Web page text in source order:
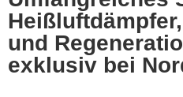
und
exklusiv bei